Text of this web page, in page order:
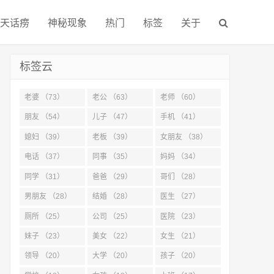
话痨 神秘现象 热门 标签 关于
标签云
老婆 （73） 老公 （63） 老师 （60）
朋友 （54） 儿子 （47） 手机 （41）
媳妇 （39） 老板 （39） 女朋友 （38）
电话 （37） 同事 （35） 妈妈 （34）
同学 （31） 爸爸 （29） 哥们 （28）
男朋友 （28） 结婚 （28） 医生 （27）
厕所 （25） 公司 （25） 医院 （23）
妹子 （23） 美女 （22） 女生 （21）
领导 （20） 大学 （20） 孩子 （20）